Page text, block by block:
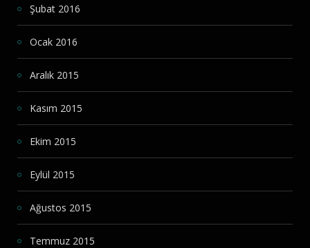
Şubat 2016
Ocak 2016
Aralık 2015
Kasım 2015
Ekim 2015
Eylül 2015
Ağustos 2015
Temmuz 2015